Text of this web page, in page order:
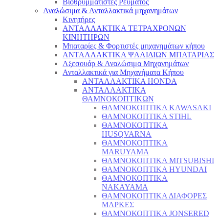
Βιοθρυμματιστές Ρεύματος
Αναλώσιμα & Ανταλλακτικά μηχανημάτων
Κινητήρες
ΑΝΤΑΛΛΑΚΤΙΚΑ ΤΕΤΡΑΧΡΟΝΩΝ
ΚΙΝΗΤΗΡΩΝ
Μπαταρίες & Φορτιστές μηχανημάτων κήπου
ΑΝΤΑΛΛΑΚΤΙΚΑ ΨΑΛΙΔΙΩΝ ΜΠΑΤΑΡΙAΣ
Αξεσουάρ & Αναλώσιμα Μηχανημάτων
Ανταλλακτικά για Μηχανήματα Κήπου
ΑΝΤΑΛΛΑΚΤΙΚΑ HONDA
ΑΝΤΑΛΛΑΚΤΙΚΑ
ΘΑΜΝΟΚΟΠΤΙΚΩΝ
ΘΑΜΝΟΚΟΠΤΙΚΑ KAWASAKI
ΘΑΜΝΟΚΟΠΤΙΚΑ STIHL
ΘΑΜΝΟΚΟΠΤΙΚΑ
HUSQVARNA
ΘΑΜΝΟΚΟΠΤΙΚΑ
MARUYAMA
ΘΑΜΝΟΚΟΠΤΙΚΑ MITSUBISHI
ΘΑΜΝΟΚΟΠΤΙΚΑ HYUNDAI
ΘΑΜΝΟΚΟΠΤΙΚΑ
NAKAYAMA
ΘΑΜΝΟΚΟΠΤΙΚΑ ΔΙΑΦΟΡΕΣ
ΜΑΡΚΕΣ
ΘΑΜΝΟΚΟΠΤΙΚΑ JONSERED